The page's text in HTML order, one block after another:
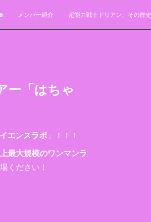
メンバー紹介 超能力戦士ドリアン、その歴史
ー「はちゃ
エンスラボ 」！！！
最大規模のワンマンラ
ください！